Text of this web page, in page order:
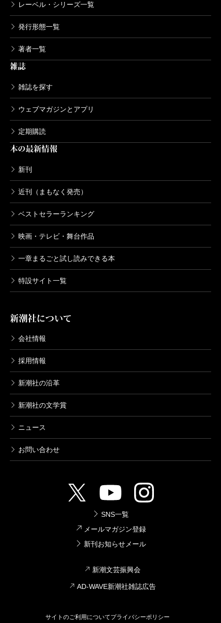
レーベル・シリーズ一覧
発行形態一覧
著者一覧
雑誌
雑誌を探す
ウェブマガジンとアプリ
定期購読
本の最新情報
新刊
近刊（まもなく発売）
ベストセラーランキング
映画・テレビ・舞台作品
一章まるごと試し読みできる本
特設サイト一覧
新潮社について
会社情報
採用情報
新潮社の沿革
新潮社の文学賞
ニュース
お問い合わせ
SNS一覧
メールマガジン登録
新刊お知らせメール
新潮文芸振興会
AD-WAVE新潮社雑誌広告
サイトのご利用についてプライバシーポリシー